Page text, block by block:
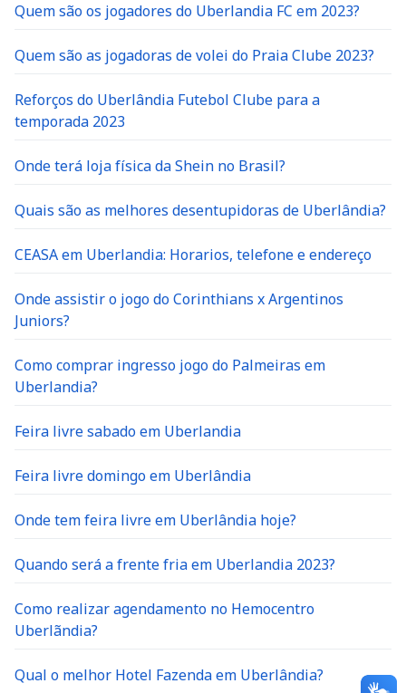
Quem são os jogadores do Uberlandia FC em 2023?
Quem são as jogadoras de volei do Praia Clube 2023?
Reforços do Uberlândia Futebol Clube para a
temporada 2023
Onde terá loja física da Shein no Brasil?
Quais são as melhores desentupidoras de Uberlândia?
CEASA em Uberlandia: Horarios, telefone e endereço
Onde assistir o jogo do Corinthians x Argentinos
Juniors?
Como comprar ingresso jogo do Palmeiras em
Uberlandia?
Feira livre sabado em Uberlandia
Feira livre domingo em Uberlândia
Onde tem feira livre em Uberlândia hoje?
Quando será a frente fria em Uberlandia 2023?
Como realizar agendamento no Hemocentro
Uberlãndia?
Qual o melhor Hotel Fazenda em Uberlândia?